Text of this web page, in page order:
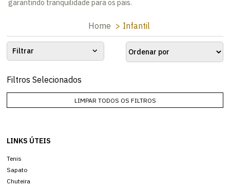
garantindo tranquilidade para os pais.
Home Infantil
Filtrar
Filtros Selecionados
LIMPAR TODOS OS FILTROS
LINKS ÚTEIS
Tenis
Sapato
Chuteira